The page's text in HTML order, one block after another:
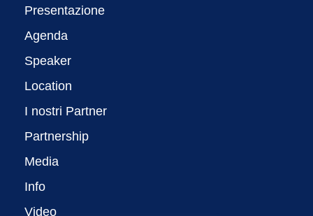
Presentazione
Agenda
Speaker
Location
I nostri Partner
Partnership
Media
Info
Video